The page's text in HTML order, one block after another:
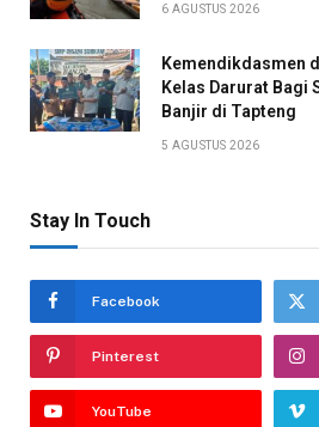
6 AGUSTUS 2026
Kemendikdasmen
Kelas Darurat Bagi
Banjir di Tapteng
5 AGUSTUS 2026
Stay In Touch
Facebook
Pinterest
YouTube